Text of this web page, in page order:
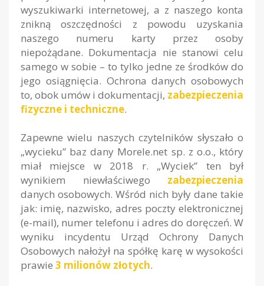
wyszukiwarki internetowej, a z naszego konta
znikną oszczędności z powodu uzyskania
naszego numeru karty przez osoby
niepożądane. Dokumentacja nie stanowi celu
samego w sobie – to tylko jedne ze środków do
jego osiągnięcia. Ochrona danych osobowych
to, obok umów i dokumentacji, zabezpieczenia
fizyczne i techniczne.
Zapewne wielu naszych czytelników słyszało o
„wycieku” baz dany Morele.net sp. z o.o., który
miał miejsce w 2018 r. „Wyciek” ten był
wynikiem niewłaściwego zabezpieczenia
danych osobowych. Wśród nich były dane takie
jak: imię, nazwisko, adres poczty elektronicznej
(e-mail), numer telefonu i adres do doręczeń. W
wyniku incydentu Urząd Ochrony Danych
Osobowych nałożył na spółkę karę w wysokości
prawie 3 milionów złotych.